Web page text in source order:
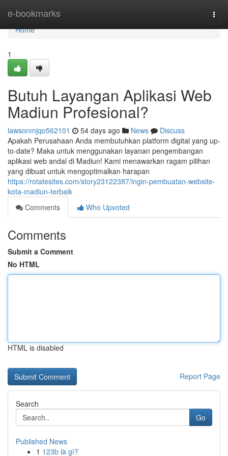
e-bookmarks
Home
Home
1
Butuh Layangan Aplikasi Web
Madiun Profesional?
lawsonmjqo562101 54 days ago News
Discuss
Apakah Perusahaan Anda membutuhkan platform digital yang up-
to-date? Maka untuk menggunakan layanan pengembangan
aplikasi web andal di Madiun! Kami menawarkan ragam pilihan
yang dibuat untuk mengoptimalkan harapan
https://rotatesites.com/story23122387/ingin-pembuatan-website-
kota-madiun-terbaik
Comments
Who Upvoted
Comments
Submit a Comment
No HTML
HTML is disabled
Report Page
Search
Go
Published News
1 123b là gì?